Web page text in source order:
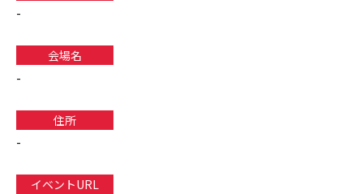
-
会場名
-
住所
-
イベントURL